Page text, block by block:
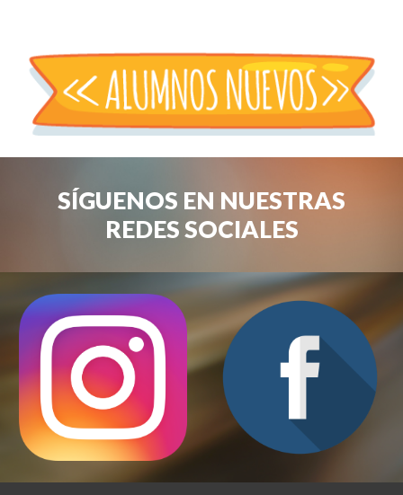
SÍGUENOS EN NUESTRAS
REDES SOCIALES